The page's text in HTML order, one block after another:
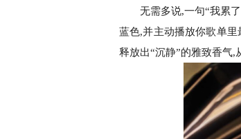
无需多说,一句“我累
蓝色,并主动播放你歌单里
释放出“沉静”的雅致香气,